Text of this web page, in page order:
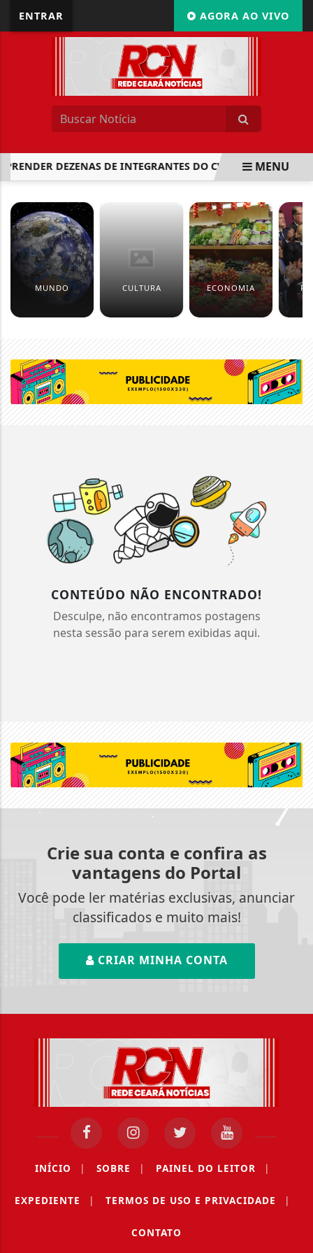
ENTRAR AGORA AO VIVO
DEZENAS DE INTEGRANTES DO CV NOVA FASE
MENU
MUNDO CULTURA ECONOMIA
CONTEÚDO NÃO ENCONTRADO!
Desculpe, não encontramos postagens
nesta sessão para serem exibidas aqui.
Crie sua conta e confira as
vantagens do Portal
Você pode ler matérias exclusivas, anunciar
classificados e muito mais!
CRIAR MINHA CONTA
INÍCIO | SOBRE | PAINEL DO LEITOR |
EXPEDIENTE | TERMOS DE USO E PRIVACIDADE |
CONTATO